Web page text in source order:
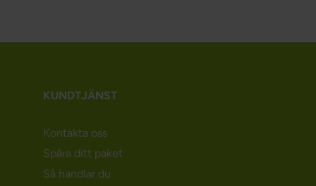
KUNDTJÄNST
Kontakta oss
Spåra ditt paket
Så handlar du